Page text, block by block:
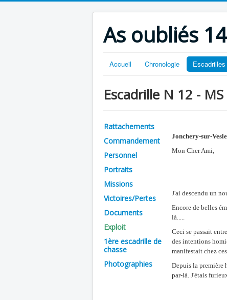
As oubliés
Accueil Chronologie Escadrilles
Escadrille N 12 -
Rattachements
Commandement
Personnel
Portraits
Missions
Victoires/Pertes
Documents
Exploit
1ère escadrille de
chasse
Photographies
Jonchery-sur-
Mon Cher Ami,
J'ai descendu un
Encore de belles
là.....
Ceci se passait
des intentions
manifestait chez
Depuis la première
par-là. J'étais